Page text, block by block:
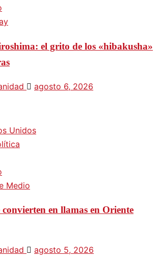
el grito de los «hibakusha»
agosto 6, 2026
Unidos
Medio
convierten en llamas en Oriente
agosto 5, 2026